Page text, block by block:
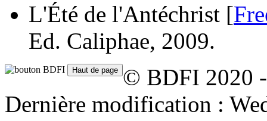
L'Été de l'Antéchrist [
Ed. Caliphae, 2009.
© BDFI 2020
Dernière modification :